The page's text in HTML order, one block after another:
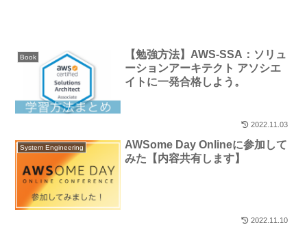
Book
【勉強方法】AWS-SSA：ソリュ
ーションアーキテクト アソシエ
イトに一発合格しよう。
2022.11.03
System Engineering
AWSome Day Onlineに参加して
みた【内容共有します】
2022.11.10